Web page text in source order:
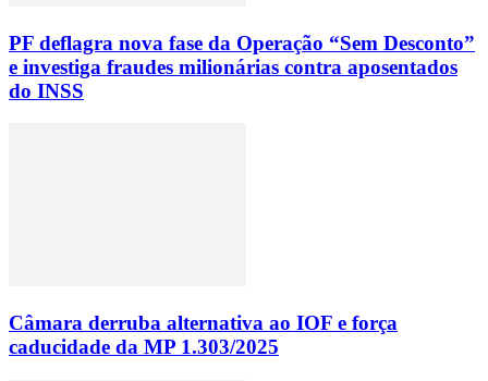
PF deflagra nova fase da Operação “Sem Desconto”
e investiga fraudes milionárias contra aposentados
do INSS
Câmara derruba alternativa ao IOF e força
caducidade da MP 1.303/2025